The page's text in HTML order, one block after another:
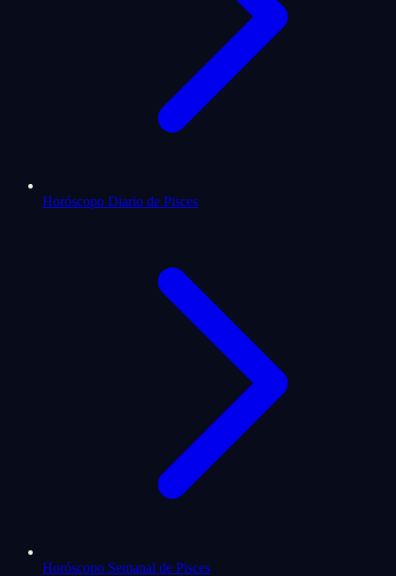
Horóscopo Diario de Pisces
Horóscopo Semanal de Pisces